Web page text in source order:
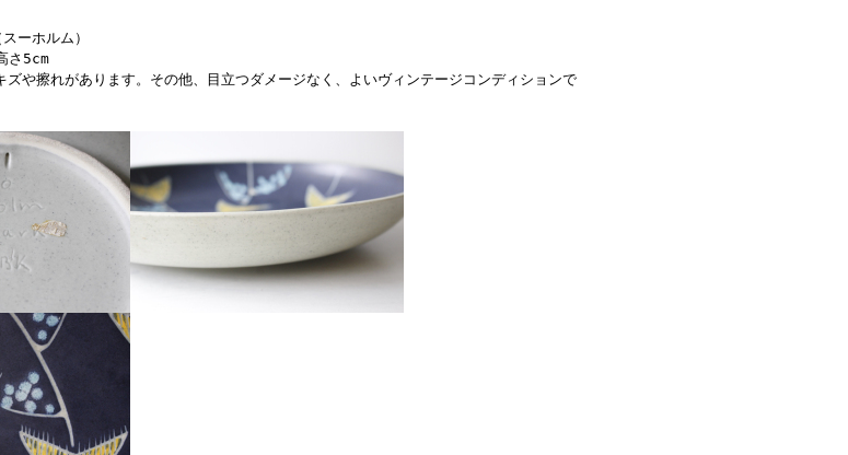
ーホルム）
さ5cm
ズや擦れがあります。その他、目立つダメージなく、よいヴィンテージコンディションで